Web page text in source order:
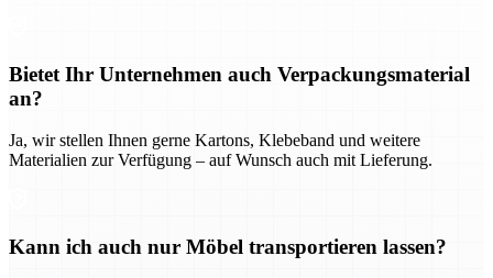
Bietet Ihr Unternehmen auch Verpackungsmaterial
an?
Ja, wir stellen Ihnen gerne Kartons, Klebeband und weitere
Materialien zur Verfügung – auf Wunsch auch mit Lieferung.
Kann ich auch nur Möbel transportieren lassen?